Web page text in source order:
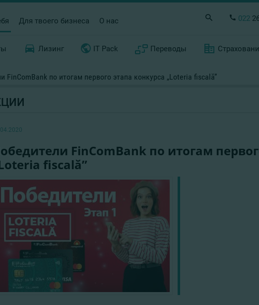
Для твоего бизнеса О нас 022
Лизинг IT Pack Переводы
FinComBank по итогам первого этапа конкурса „Loteria fiscală”
FinComBank по итогам
fiscală”